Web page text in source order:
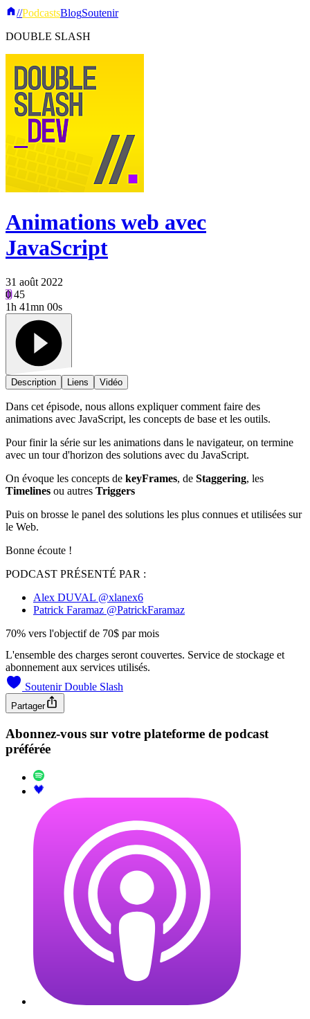
//PodcastsBlogSoutenir
DOUBLE SLASH
Animations web avec
JavaScript
31 août 2022
045
1h 41mn 00s
Description Liens Vidéo
Dans cet épisode, nous allons expliquer comment faire des
animations avec JavaScript, les concepts de base et les outils.
Pour finir la série sur les animations dans le navigateur, on termine
avec un tour d'horizon des solutions avec du JavaScript.
On évoque les concepts de keyFrames, de Staggering, les
Timelines ou autres Triggers
Puis on brosse le panel des solutions les plus connues et utilisées sur
le Web.
Bonne écoute !
PODCAST PRÉSENTÉ PAR :
Alex DUVAL @xlanex6
Patrick Faramaz @PatrickFaramaz
70% vers l'objectif de 70$ par mois
L'ensemble des charges seront couvertes. Service de stockage et
abonnement aux services utilisés.
Soutenir Double Slash
Partager
Abonnez-vous sur votre plateforme de podcast
préférée